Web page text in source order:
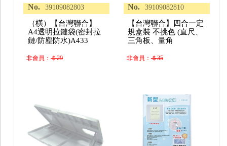
No. 39109082803
（橫）【台灣聯合】
A4透明拉鏈袋(密封拉
鏈/防塵防水)A433
非會員：＄29
No. 39109082810
【台灣聯合】四合一定
規盒裝 不挑色 (直尺、
三角板、量角
非會員：＄35